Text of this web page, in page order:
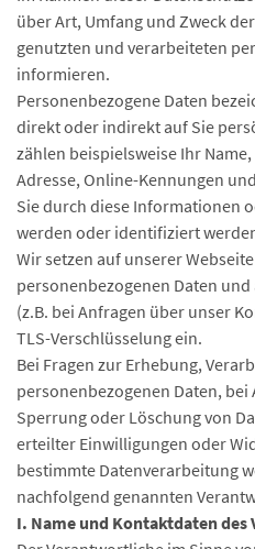
über Art, Umfang und Zweck
genutzten und verarbeiteten
informieren.
Personenbezogene Daten
direkt oder indirekt auf Sie
zählen beispielsweise Ihr
Adresse, Online-Kennungen
Sie durch diese Informationen
werden oder identifiziert
Wir setzen auf unserer
personenbezogenen Daten
(z.B. bei Anfragen über unser
TLS-Verschlüsselung ein.
Bei Fragen zur Erhebung,
personenbezogenen Daten,
Sperrung oder Löschung von
erteilter Einwilligungen oder
bestimmte Datenverarbeitung
nachfolgend genannten
I. Name und Kontaktdaten